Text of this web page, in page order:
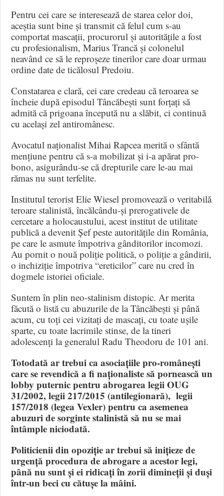
Pentru cei care se interesează de starea celor doi,
aceștia sunt bine și transmit că felul cum s-au
comportat mascații, procurorul și autoritățile a fost
cu profesionalism, Marius Trancă și colonelul
neavând ce să le reproșeze tinerilor care doar urmau
ordine date de ticălosul Predoiu.
Constatarea e clară, cei care credeau că teroarea se
încheie după episodul Tâncăbești sunt forțați să
admită că prigoana începută nu a slăbit, ci continuă
cu același zel antiromânesc.
Avocatul naționalist Mihai Rapcea merită o sfântă
mențiune pentru că s-a mobilizat și i-a apărat pro-
bono, asigurându-se că drepturile care le-au mai
rămas nu sunt terfelite.
Institutul terorist Elie Wiesel promovează o veritabilă
teroare stalinistă, încălcându-și prerogativele de
cercetare a holocaustului, acest institut de utilitate
publică a devenit Șef peste autoritățile din România,
pe care le asmute împotriva gânditorilor incomozi.
Au pornit o nouă poliție politică, o poliție a gândirii,
o inchiziție împotriva “ereticilor” care nu cred în
dogmele istoriei oficiale.
Suntem în plin neo-stalinism distopic. Ar merita
făcută o listă cu abuzurile de la Tâncăbești și până
acum, cu toți cei vizitați de mascați, cu toate ușile
sparte, cu toate lacrimile stinse, de la tineri
adolescenți la generalul Radu Theodoru de 101 ani.
Totodată ar trebui ca asociațiile pro-românești
care se revendică a fi naționaliste să pornească un
lobby puternic pentru abrogarea legii OUG
31/2002, legii 217/2015 (antilegionară), legii
157/2018 (legea Vexler) pentru ca asemenea
abuzuri de sorginte stalinistă să nu se mai
întâmple niciodată.
Politicienii din opoziție ar trebui să inițieze de
urgență procedura de abrogare a acestor legi,
până nu sunt și ei ridicați în zorii dimineții și duși
într-un beci cu cătușe la mâini.